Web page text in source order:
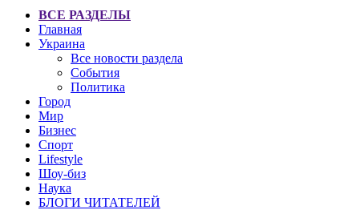
ВСЕ РАЗДЕЛЫ
Главная
Украина
Все новости раздела
События
Политика
Город
Мир
Бизнес
Спорт
Lifestyle
Шоу-биз
Наука
БЛОГИ ЧИТАТЕЛЕЙ